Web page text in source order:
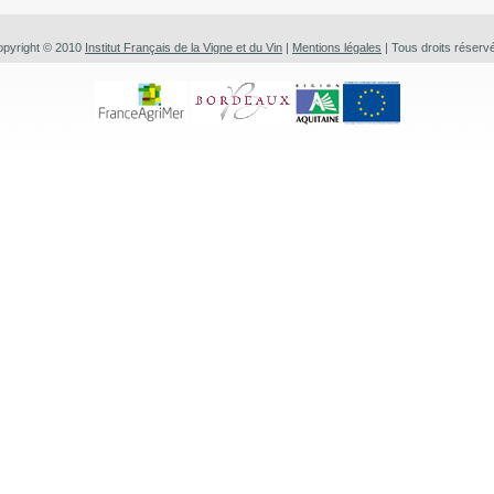
© 2010 Institut Français de la Vigne et du Vin | Mentions légales | Tous droits